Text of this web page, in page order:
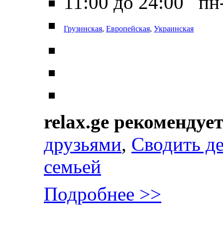
Грузинская, Европейская, Украинская
relax.ge рекомендует
друзьями, Сводить
семьей
Подробнее >>